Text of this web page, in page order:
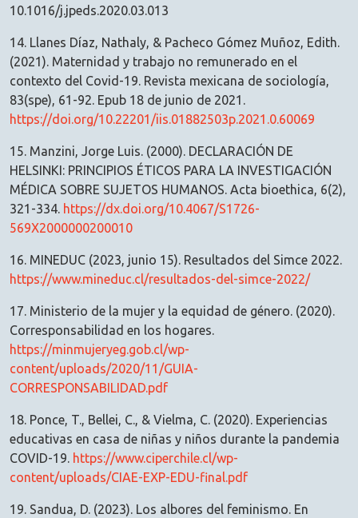
10.1016/j.jpeds.2020.03.013
14. Llanes Díaz, Nathaly, & Pacheco Gómez Muñoz, Edith.
(2021). Maternidad y trabajo no remunerado en el
contexto del Covid-19. Revista mexicana de sociología,
83(spe), 61-92. Epub 18 de junio de 2021.
https://doi.org/10.22201/iis.01882503p.2021.0.60069
15. Manzini, Jorge Luis. (2000). DECLARACIÓN DE
HELSINKI: PRINCIPIOS ÉTICOS PARA LA INVESTIGACIÓN
MÉDICA SOBRE SUJETOS HUMANOS. Acta bioethica, 6(2),
321-334. https://dx.doi.org/10.4067/S1726-
569X2000000200010
16. MINEDUC (2023, junio 15). Resultados del Simce 2022.
https://www.mineduc.cl/resultados-del-simce-2022/
17. Ministerio de la mujer y la equidad de género. (2020).
Corresponsabilidad en los hogares.
https://minmujeryeg.gob.cl/wp-
content/uploads/2020/11/GUIA-
CORRESPONSABILIDAD.pdf
18. Ponce, T., Bellei, C., & Vielma, C. (2020). Experiencias
educativas en casa de niñas y niños durante la pandemia
COVID-19. https://www.ciperchile.cl/wp-
content/uploads/CIAE-EXP-EDU-final.pdf
19. Sandua, D. (2023). Los albores del feminismo. En